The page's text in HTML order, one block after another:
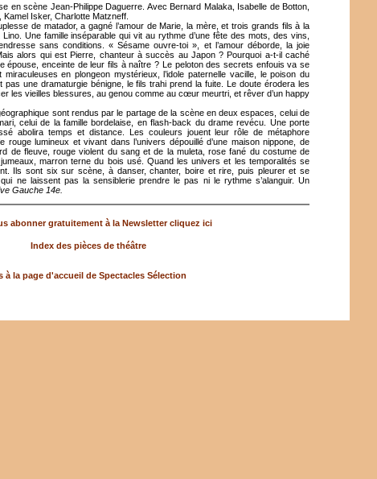
en scène Jean-Philippe Daguerre. Avec Bernard Malaka, Isabelle de Botton,
Isker, Charlotte Matzneff.
de matador, a gagné l’amour de Marie, la mère, et trois grands fils à la
Une famille inséparable qui vit au rythme d’une fête des mots, des vins,
sans conditions. « Sésame ouvre-toi », et l’amour déborde, la joie
alors qui est Pierre, chanteur à succès au Japon ? Pourquoi a-t-il caché
épouse, enceinte de leur fils à naître ? Le peloton des secrets enfouis va se
en plongeon mystérieux, l’idole paternelle vacille, le poison du
pas une dramaturgie bénigne, le fils trahi prend la fuite. Le doute érodera les
les vieilles blessures, au genou comme au cœur meurtri, et rêver d’un happy
sont rendus par le partage de la scène en deux espaces, celui de
celui de la famille bordelaise, en flash-back du drame revécu. Une porte
abolira temps et distance. Les couleurs jouent leur rôle de métaphore
rouge lumineux et vivant dans l’univers dépouillé d’une maison nippone, de
de fleuve, rouge violent du sang et de la muleta, rose fané du costume de
marron terne du bois usé. Quand les univers et les temporalités se
Ils sont six sur scène, à danser, chanter, boire et rire, puis pleurer et se
ne laissent pas la sensiblerie prendre le pas ni le rythme s’alanguir. Un
Gauche 14e.
abonner gratuitement à la Newsletter cliquez ici
Index des pièces de théâtre
à la page d'accueil de Spectacles Sélection